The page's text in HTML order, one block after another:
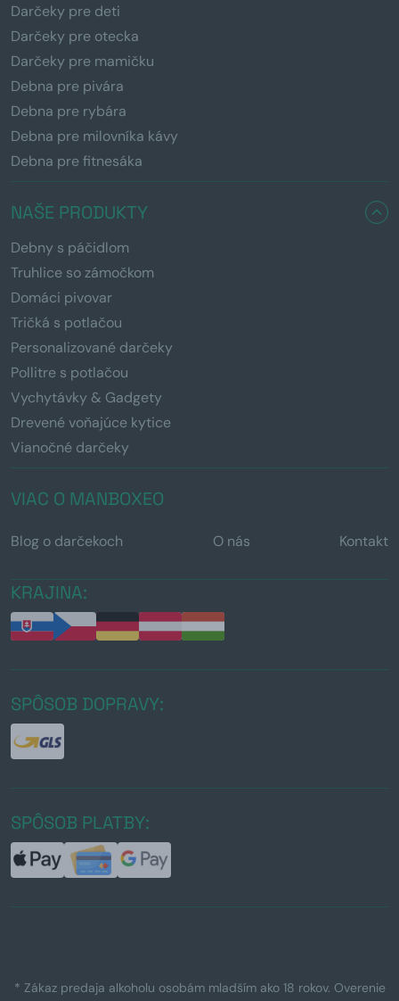
Darčeky pre deti
Darčeky pre otecka
Darčeky pre mamičku
Debna pre pivára
Debna pre rybára
Debna pre milovníka kávy
Debna pre fitnesáka
NAŠE PRODUKTY
Debny s páčidlom
Truhlice so zámočkom
Domáci pivovar
Tričká s potlačou
Personalizované darčeky
Pollitre s potlačou
Vychytávky & Gadgety
Drevené voňajúce kytice
Vianočné darčeky
VIAC O MANBOXEO
Blog o darčekoch O nás Kontakt
KRAJINA:
SPÔSOB DOPRAVY:
SPÔSOB PLATBY:
* Zákaz predaja alkoholu osobám mladším ako 18 rokov. Overenie